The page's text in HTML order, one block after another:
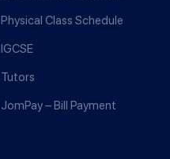
Physical Class Schedule
IGCSE
Tutors
JomPay – Bill Payment